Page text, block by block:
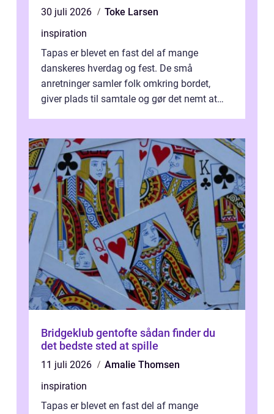
30 juli 2026
Toke Larsen
inspiration
Tapas er blevet en fast del af mange
danskeres hverdag og fest. De små
anretninger samler folk omkring bordet,
giver plads til samtale og gør det nemt at
Bridgeklub gentofte sådan finder du
det bedste sted at spille
11 juli 2026
Amalie Thomsen
inspiration
Tapas er blevet en fast del af mange